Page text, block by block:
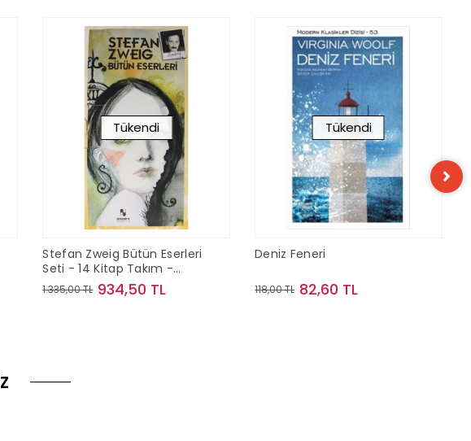
Tükendi
Stefan Zweig Bütün Eserleri
Seti - 14 Kitap Takım -
Kutulu
1.335,00 TL 934,50 TL
Tükendi
Deniz Feneri
118,00 TL 82,60 TL